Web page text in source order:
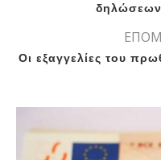
δηλώσεων
Οι εξαγγελίες του